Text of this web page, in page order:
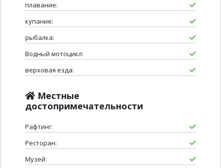
плавание:
купание:
рыбалка:
Водный мотоцикл:
верховая езда:
Местные
достопримечательности
Рафтинг:
Ресторан:
Музей: